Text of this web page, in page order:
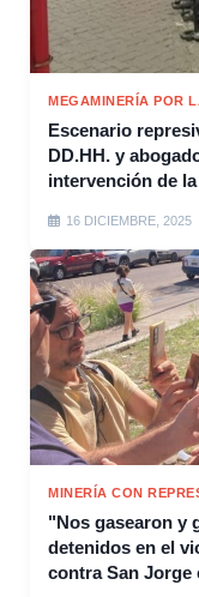
MEGAMINERÍA POR
Escenario
DD.HH. y
intervención de
16 DICIEMBRE, 2025
MINERÍA CON
"Nos gasearon y
detenidos en el
contra San Jorge